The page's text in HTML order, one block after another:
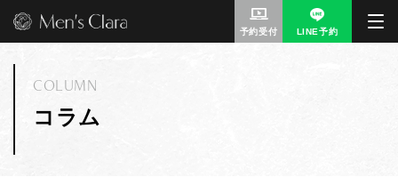
予約受付 LINE予約
コラム
COLUMN